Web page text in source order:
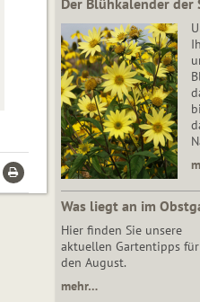
Der Blühkalender der
Was liegt an im
Hier finden Sie unsere
aktuellen Gartentipps für
den August.
mehr…